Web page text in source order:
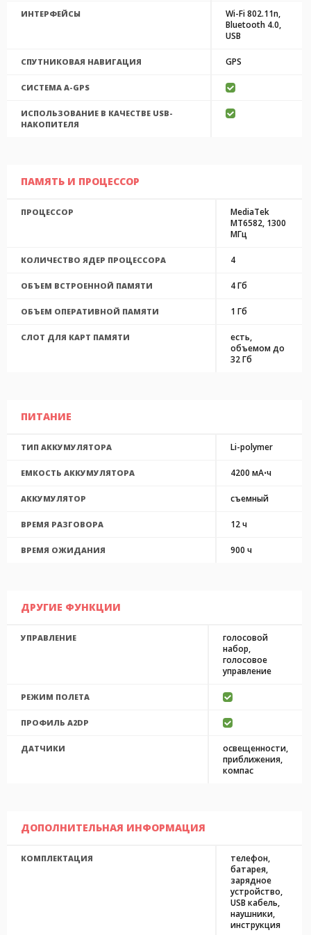
ИНТЕРФЕЙСЫ
Wi-Fi 802.11n,
Bluetooth 4.0,
USB
СПУТНИКОВАЯ НАВИГАЦИЯ GPS
CИСТЕМА A-GPS
ИСПОЛЬЗОВАНИЕ В КАЧЕСТВЕ USB-
НАКОПИТЕЛЯ
ПАМЯТЬ И ПРОЦЕССОР
ПРОЦЕССОР
MediaTek
MT6582, 1300
МГц
КОЛИЧЕСТВО ЯДЕР ПРОЦЕССОРА 4
ОБЪЕМ ВСТРОЕННОЙ ПАМЯТИ 4 Гб
ОБЪЕМ ОПЕРАТИВНОЙ ПАМЯТИ 1 Гб
СЛОТ ДЛЯ КАРТ ПАМЯТИ
есть,
объемом до
32 Гб
ПИТАНИЕ
ТИП АККУМУЛЯТОРА Li-polymer
ЕМКОСТЬ АККУМУЛЯТОРА 4200 мА⋅ч
АККУМУЛЯТОР съемный
ВРЕМЯ РАЗГОВОРА 12 ч
ВРЕМЯ ОЖИДАНИЯ 900 ч
ДРУГИЕ ФУНКЦИИ
УПРАВЛЕНИЕ
голосовой
набор,
голосовое
управление
РЕЖИМ ПОЛЕТА
ПРОФИЛЬ A2DP
ДАТЧИКИ
освещенности,
приближения,
компас
ДОПОЛНИТЕЛЬНАЯ ИНФОРМАЦИЯ
КОМПЛЕКТАЦИЯ
телефон,
батарея,
зарядное
устройство,
USB кабель,
наушники,
инструкция